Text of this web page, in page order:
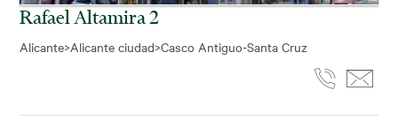
Rafael Altamira 2
Alicante>Alicante ciudad>Casco Antiguo-Santa Cruz